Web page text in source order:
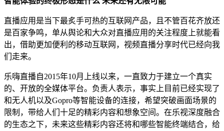
直播应用是当下最炙手可热的互联网产品，且不管百花齐放还
是百家争鸣，单从舆论和大众对直播应用的关注程度上就能看
出，借助更加便利的移动互联网，视频直播分享时代已经向我
们走来。
乐嗨直播自2015年10月上线以来，一直致力于建立一个真实
的、开放的全媒体平台。负责人表示，事实上目前已经实现了
和无人机以及Gopro等智能设备的连接，希望突破画面场景的
限制，带给人们十足的精彩内容和想象空间。在乐视深度融合
的生态之下，未来这些精彩内容还将和哪些智能终端结合，给